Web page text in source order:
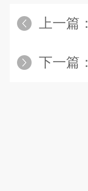
上一篇：
下一篇：